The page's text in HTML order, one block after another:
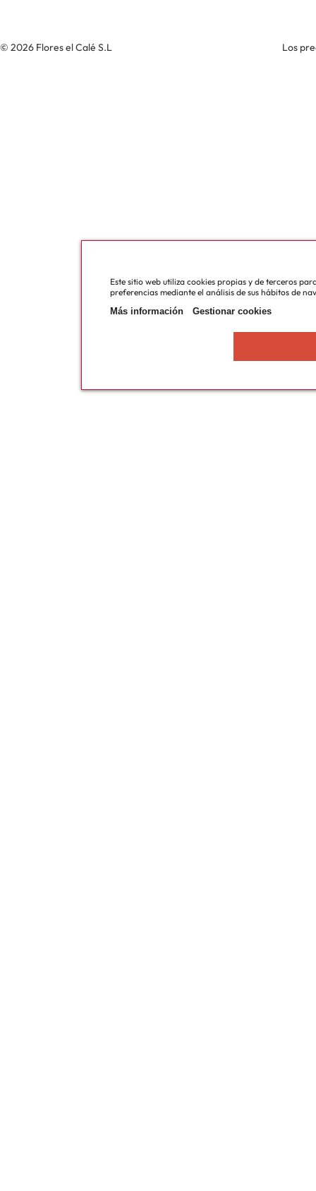
© 2026 Flores el Calé S.L Los
Este sitio web utiliza cookies propias y de terceros
preferencias mediante el análisis de sus hábitos de
Más información
Gestionar cookies